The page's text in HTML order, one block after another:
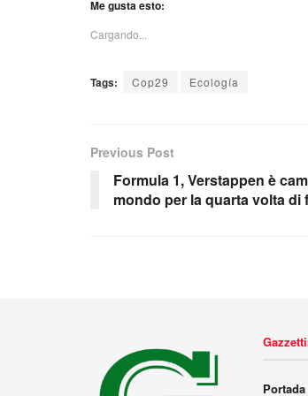
Me gusta esto:
Cargando...
Tags: Cop29 Ecología
Previous Post
Formula 1, Verstappen è
mondo per la quarta volta di
Portada